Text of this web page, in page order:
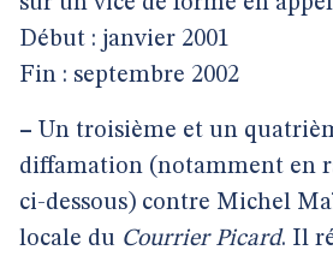
Début : janvier 2001
Fin : septembre 2002
– Un troisième et un
diffamation (notamment en
ci-dessous) contre Michel
locale du Courrier Picard. Il